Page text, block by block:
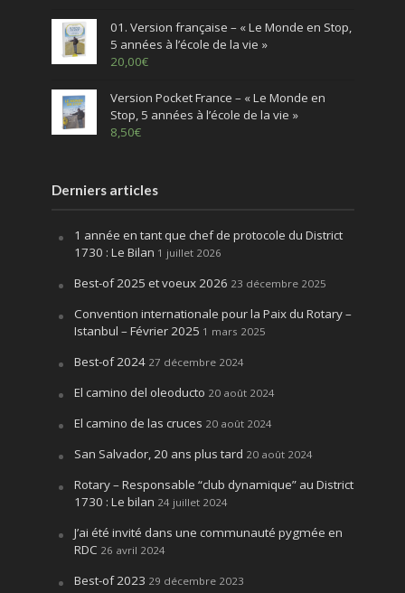
01. Version française – « Le Monde en Stop,
5 années à l’école de la vie »
20,00€
Version Pocket France – « Le Monde en
Stop, 5 années à l’école de la vie »
8,50€
Derniers articles
1 année en tant que chef de protocole du District
1730 : Le Bilan 1 juillet 2026
Best-of 2025 et voeux 2026 23 décembre 2025
Convention internationale pour la Paix du Rotary –
Istanbul – Février 2025 1 mars 2025
Best-of 2024 27 décembre 2024
El camino del oleoducto 20 août 2024
El camino de las cruces 20 août 2024
San Salvador, 20 ans plus tard 20 août 2024
Rotary – Responsable “club dynamique” au District
1730 : Le bilan 24 juillet 2024
J’ai été invité dans une communauté pygmée en
RDC 26 avril 2024
Best-of 2023 29 décembre 2023